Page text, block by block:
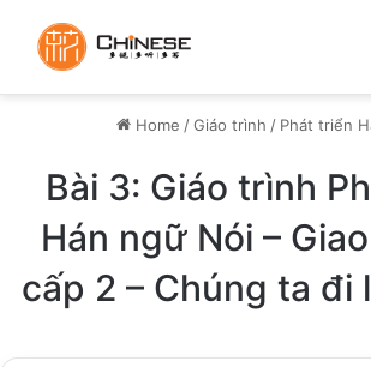
Home /Giáo trình / Phát triển
Bài 3: Giáo trình
Hán ngữ Nói –
cấp 2 – Chúng ta đi